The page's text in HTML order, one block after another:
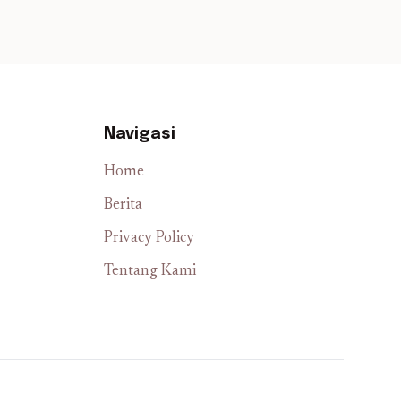
Navigasi
Home
Berita
Privacy Policy
Tentang Kami